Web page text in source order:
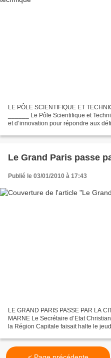
LE PÔLE SCIENTIFIQUE ET
______ Le Pôle Scientifique et
et d’innovation pour répondre aux
Le Grand Paris passe
Publié le 03/01/2010 à 17:43
LE GRAND PARIS PASSE PAR LA
MARNE Le Secrétaire d’Etat
la Région Capitale faisait halte le